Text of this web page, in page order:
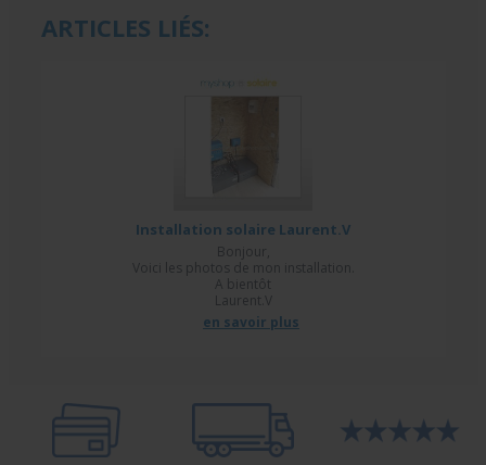
ARTICLES LIÉS:
Installation solaire Laurent.V
Bonjour,
Voici les photos de mon installation.
A bientôt
Laurent.V
en savoir plus